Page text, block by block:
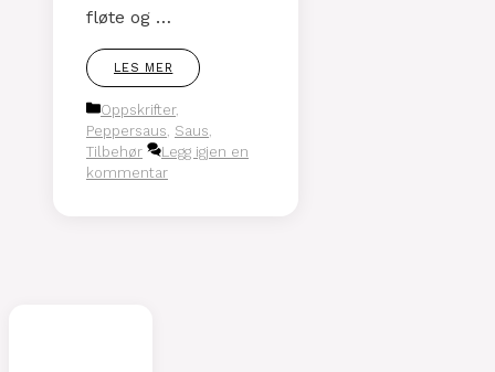
fløte og …
LES MER
Kategorier
Oppskrifter,
Peppersaus, Saus,
Tilbehør
Legg igjen en
kommentar